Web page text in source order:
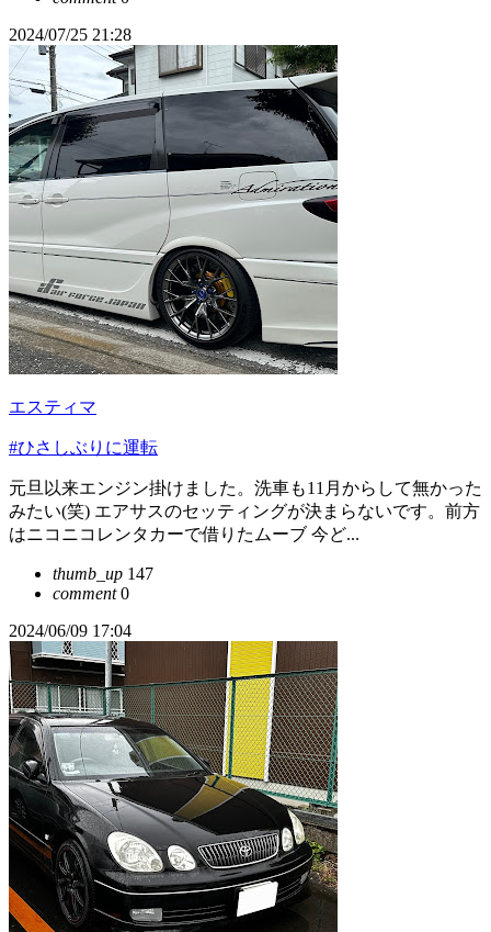
2024/07/25 21:28
エスティマ
#ひさしぶりに運転
元旦以来エンジン掛けました。洗車も11月からして無かった
みたい(笑) エアサスのセッティングが決まらないです。前方
はニコニコレンタカーで借りたムーブ 今ど...
thumb_up 147
comment0
2024/06/09 17:04